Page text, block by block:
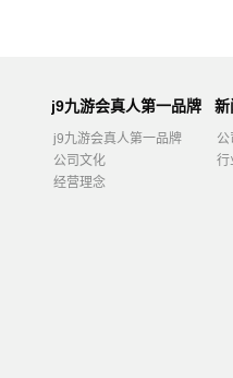
j9九游会真人第一品牌
j9九游会真人第一品牌
公司文化
经营理念
新
公
行